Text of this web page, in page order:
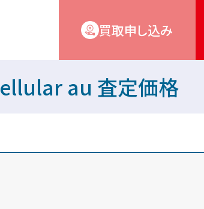
買取申し込み
au 査定価格